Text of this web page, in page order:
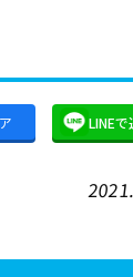
LINEで